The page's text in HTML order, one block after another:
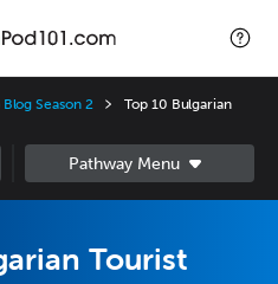
Season 2
Top 10 Bulgarian
Tourist